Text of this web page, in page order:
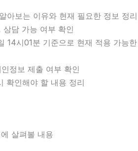
아보는 이유와 현재 필요한 정보 정리
담 가능 여부 확인
14시01분 기준으로 현재 적용 가능한
정보 제출 여부 확인
확인해야 할 내용 정리
살펴볼 내용